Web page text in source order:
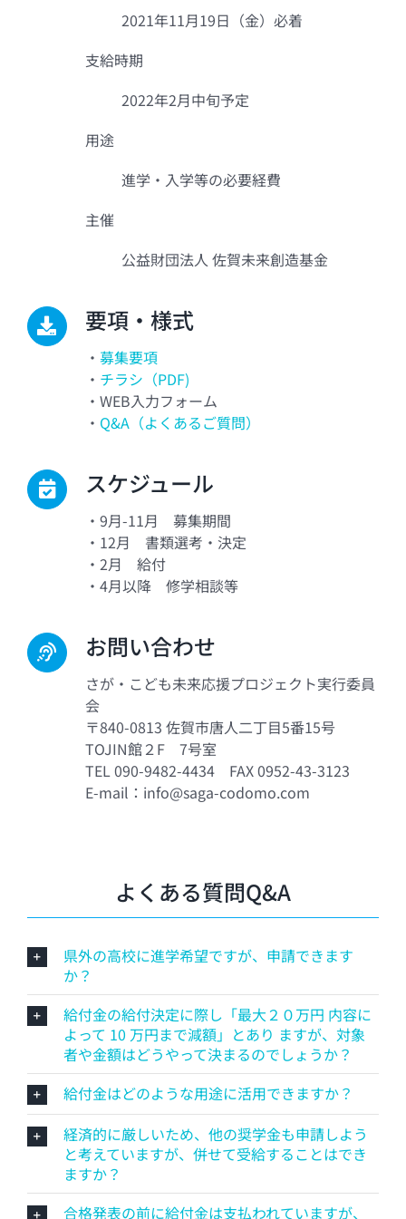
2021年11月19日（金）必着
支給時期
2022年2月中旬予定
用途
進学・入学等の必要経費
主催
公益財団法人 佐賀未来創造基金
要項・様式
・ 募集要項
・ チラシ（PDF)
・WEB入力フォーム
・ Q&A（よくあるご質問）
スケジュール
・9月-11月 募集期間
・12月 書類選考・決定
・2月 給付
・4月以降 修学相談等
お問い合わせ
さが・こども未来応援プロジェクト実行委員
会
〒840-0813 佐賀市唐人二丁目5番15号
TOJIN館２F 7号室
TEL 090-9482-4434 FAX 0952-43-3123
E-mail：info@saga-codomo.com
よくある質問Q&A
県外の高校に進学希望ですが、申請できます
か？
給付金の給付決定に際し「最大２０万円 内容に
よって 10 万円まで減額」とあり ますが、対象
者や金額はどうやって決まるのでしょうか？
給付金はどのような用途に活用できますか？
経済的に厳しいため、他の奨学金も申請しよう
と考えていますが、併せて受給することはでき
ますか？
合格発表の前に給付金は支払われていますが、